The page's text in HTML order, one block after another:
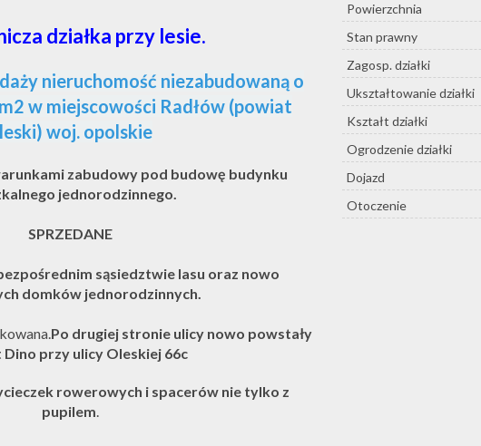
działka przy lesie.
nieruchomość niezabudowaną o
w miejscowości Radłów (powiat
woj. opolskie
zabudowy pod budowę budynku
jednorodzinnego.
SPRZEDANE
sąsiedztwie lasu oraz nowo
domków jednorodzinnych.
Po drugiej stronie ulicy nowo powstały
przy ulicy Oleskiej 66c
rowerowych i spacerów nie tylko z
pupilem.
Powierzchnia
Stan prawny
Zagosp. działki
Ukształtowanie działki
Kształt działki
Ogrodzenie działki
Dojazd
Otoczenie